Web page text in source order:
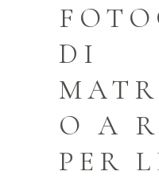
DI
O A
PER